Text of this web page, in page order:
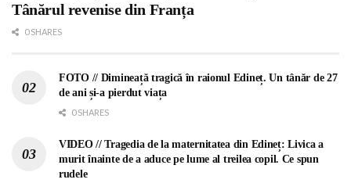
Tânărul revenise din Franța
0 SHARES
FOTO // Dimineață tragică în raionul Edineț. Un tânăr de 27
de ani și-a pierdut viața
0 SHARES
VIDEO // Tragedia de la maternitatea din Edineț: Livica a
murit înainte de a aduce pe lume al treilea copil. Ce spun
rudele